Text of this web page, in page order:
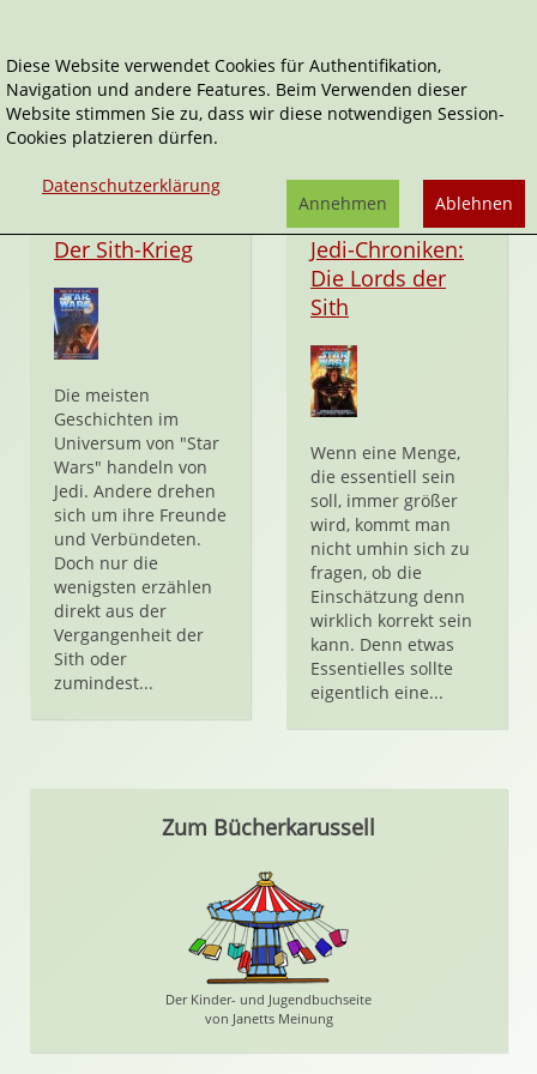
Kevin J. Anderson
Der Sith-Krieg
Die meisten
Geschichten im
Universum von "Star
Wars" handeln von
Jedi. Andere drehen
sich um ihre Freunde
und Verbündeten.
Doch nur die
wenigsten erzählen
direkt aus der
Vergangenheit der
Sith oder
zumindest...
Taschenbuch
Jedi-Chroniken:
Die Lords der
Sith
Wenn eine Menge,
die essentiell sein
soll, immer größer
wird, kommt man
nicht umhin sich zu
fragen, ob die
Einschätzung denn
wirklich korrekt sein
kann. Denn etwas
Essentielles sollte
eigentlich eine...
Zum Bücherkarussell
Der Kinder- und Jugendbuchseite
von Janetts Meinung
Diese Website verwendet Cookies für Authentifikation,
Navigation und andere Features. Beim Verwenden dieser
Website stimmen Sie zu, dass wir diese notwendigen Session-
Cookies platzieren dürfen.
Datenschutzerklärung
Ablehnen
Annehmen